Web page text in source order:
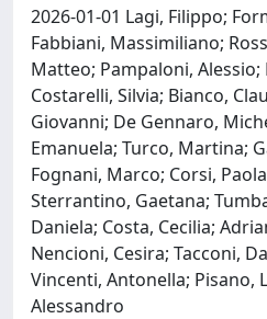
2026-01-01 Lagi, Filippo;
Fabbiani, Massimiliano;
Matteo; Pampaloni,
Costarelli, Silvia; Bianco,
Giovanni; De Gennaro,
Emanuela; Turco, Martina;
Fognani, Marco; Corsi,
Sterrantino, Gaetana;
Daniela; Costa, Cecilia;
Nencioni, Cesira; Tacconi,
Vincenti, Antonella; Pisano,
Alessandro